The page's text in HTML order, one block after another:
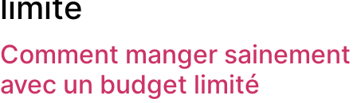
Comment manger sainement
avec un budget limité